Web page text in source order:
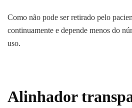
Como não pode ser retirado pelo
continuamente e depende menos do
uso.
Alinhador